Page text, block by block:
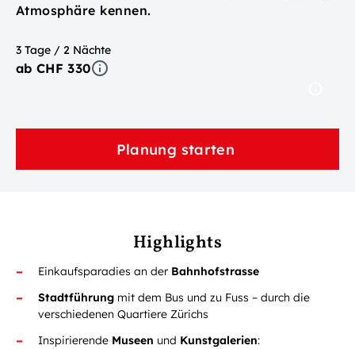
Atmosphäre kennen.
3 Tage / 2 Nächte
ab CHF 330
Planung starten
Highlights
Einkaufsparadies an der Bahnhofstrasse
Stadtführung mit dem Bus und zu Fuss – durch die
verschiedenen Quartiere Zürichs
Inspirierende Museen und Kunstgalerien: